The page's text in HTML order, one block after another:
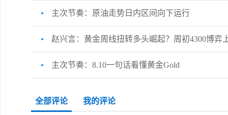
主次节奏：原油走势日内区间向下运行
赵兴言：黄金周线扭转多头崛起？周初4300博弈
主次节奏：8.10一句话看懂黄金Gold
全部评论 我的评论